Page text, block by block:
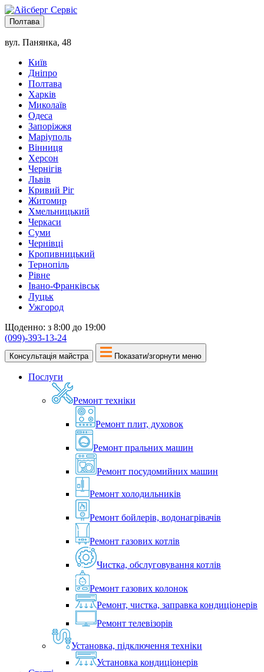
Полтава
вул. Панянка, 48
Київ
Дніпро
Полтава
Харків
Миколаїв
Одеса
Запоріжжя
Маріуполь
Вінниця
Херсон
Чернігів
Львів
Кривий Ріг
Житомир
Хмельницький
Черкаси
Суми
Чернівці
Кропивницький
Тернопіль
Рівне
Івано-Франківськ
Луцьк
Ужгород
Щоденно: з 8:00 до 19:00
(099)-393-13-24
Консультація майстра Показати/згорнути меню
Послуги
Ремонт техніки
Ремонт плит, духовок
Ремонт пральних машин
Ремонт посудомийних машин
Ремонт холодильників
Ремонт бойлерів, водонагрівачів
Ремонт газових котлів
Чистка, обслуговування котлів
Ремонт газових колонок
Ремонт, чистка, заправка кондиціонерів
Ремонт телевізорів
Установка, підключення техніки
Установка кондиціонерів